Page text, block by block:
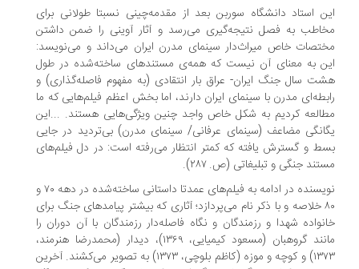
استاد دانشگاه سوربن بعد از مقدمه‌چینی نسبتا طولانی برای
به فصل نتیجه‌گیری می‌رسد و آثار آوینی را ضمن داشتن
خاص میراث‌دار سینمای مدرن ایران می‌داند و می‌نویسد:
به معنای آن نیست که همه‌ی مستندهای ساخته‌شده در طول
سال جنگ ایران- عراق بار انتقادی (به مفهوم فاصله‌گذاری) و
مدرن با سینمای ایران دارند، اما بخش اعظم فیلم‌هایی که ما
کردیم به شکل خاص واجد چنین ویژگی‌هایی هستند. ...این
مضاعف (سینمای عرفانی/ سینمای مدرن) بی‌تردید در جایی
و گسترش یافته که کمتر انتظار می‌رفته است: در دل فیلم‌های
جنگی و تبلیغاتی (ص. ۲۸۷).
نویسنده در ادامه به فیلم‌های عمدتا داستانی ساخته‌شده در دهه ۷۰ و
۸۰ خلاصه و با ذکر نام می‌پردازد؛ ‌آثاری که بیشتر پیامدهای جنگ برای
شهدا و رزمندگان و نگاه فاصله‌دار رزمندگان با آن دوران را
مانند گروهبان (مسعود کیمیایی، ۱۳۶۹)، دیدار (محمدرضا هنرمند،
۱۳۷۳) و کوچه و موزه (کاظم بلوچی، ۱۳۷۳) به تصویر می‌کشند. آخرین